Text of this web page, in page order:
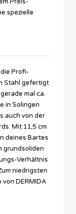
spezielle
Profi-
Stahl gefertigt
mal ca.
in Solingen
auch von der
Mit 11,5 cm
deines Bartes
grundsoliden
Verhältnis
niedrigsten
DERMIDA